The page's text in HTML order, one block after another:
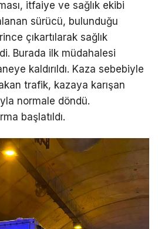
itfaiye ve sağlık ekibi
sürücü, bulunduğu
çıkartılarak sağlık
Burada ilk müdahalesi
kaldırıldı. Kaza sebebiyle
trafik, kazaya karışan
normale döndü.
başlatıldı.